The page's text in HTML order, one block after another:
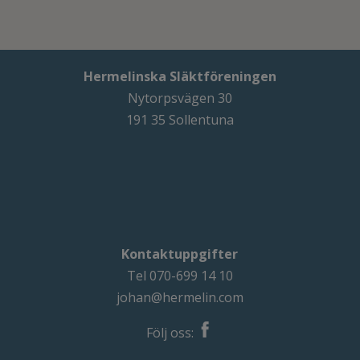
Hermelinska Släktföreningen
Nytorpsvägen 30
191 35 Sollentuna
Kontaktuppgifter
Tel 070-699 14 10
johan@hermelin.com
Följ oss: